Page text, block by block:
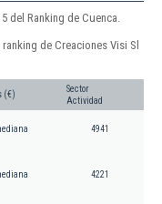
del Ranking de Cuenca.
de Creaciones Visi Sl
(€)
Sector
Actividad
4941
4221